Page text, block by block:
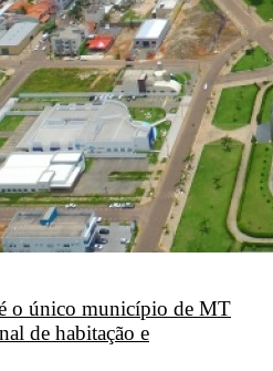
o único município de MT
de habitação e